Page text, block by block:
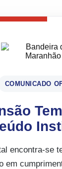
COMUNICADO
encontra-se
em